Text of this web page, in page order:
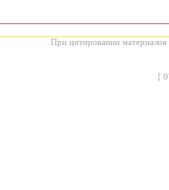
При цитировании материалов
[